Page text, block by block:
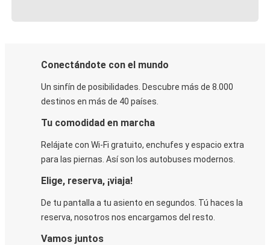
Conectándote con el mundo
Un sinfín de posibilidades. Descubre más de 8.000
destinos en más de 40 países.
Tu comodidad en marcha
Relájate con Wi-Fi gratuito, enchufes y espacio extra
para las piernas. Así son los autobuses modernos.
Elige, reserva, ¡viaja!
De tu pantalla a tu asiento en segundos. Tú haces la
reserva, nosotros nos encargamos del resto.
Vamos juntos